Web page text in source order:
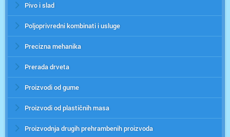
Pivo i slad
Poljoprivredni kombinati i usluge
Precizna mehanika
Prerada drveta
Proizvodi od gume
Proizvodi od plastičnih masa
Proizvodnja drugih prehrambenih proizvoda